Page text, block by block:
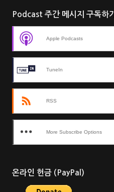
Podcast 주간 메시지 구독하기
Apple Podcasts
TuneIn
RSS
More Subscribe Options
온라인 헌금 (PayPal)